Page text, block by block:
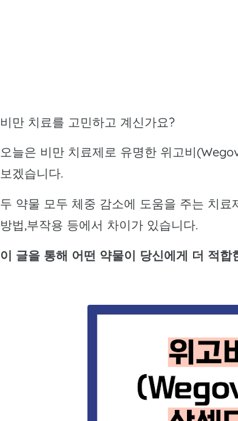
비만 치료를 고민하고 계신가요?
오늘은 비만 치료제로 유명한 위고비
보겠습니다.
두 약물 모두 체중 감소에 도움을 주는 치료
방법,부작용 등에서 차이가 있습니다.
이 글을 통해 어떤 약물이 당신에게 더 적합